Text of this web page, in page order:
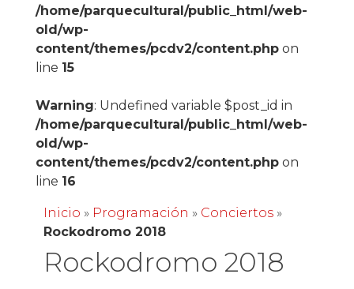
/home/parquecultural/public_html/web-
old/wp-
content/themes/pcdv2/content.phpon
line 15
Warning: Undefined variable $post_id in
/home/parquecultural/public_html/web-
old/wp-
content/themes/pcdv2/content.phpon
line 16
Inicio » Programación » Conciertos»
Rockodromo 2018
Rockodromo 2018